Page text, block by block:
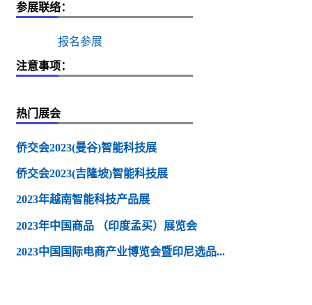
参展联络：
报名参展
注意事项：
热门展会
侨交会2023(曼谷)智能科技展
侨交会2023(吉隆坡)智能科技展
2023年越南智能科技产品展
2023年中国商品 （印度孟买）展览会
2023中国国际电商产业博览会暨印尼选品...